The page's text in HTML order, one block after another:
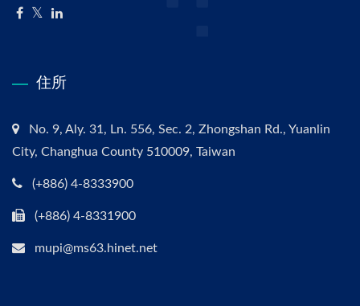
住所
No. 9, Aly. 31, Ln. 556, Sec. 2, Zhongshan Rd., Yuanlin
City, Changhua County 510009, Taiwan
(+886) 4-8333900
(+886) 4-8331900
mupi@ms63.hinet.net